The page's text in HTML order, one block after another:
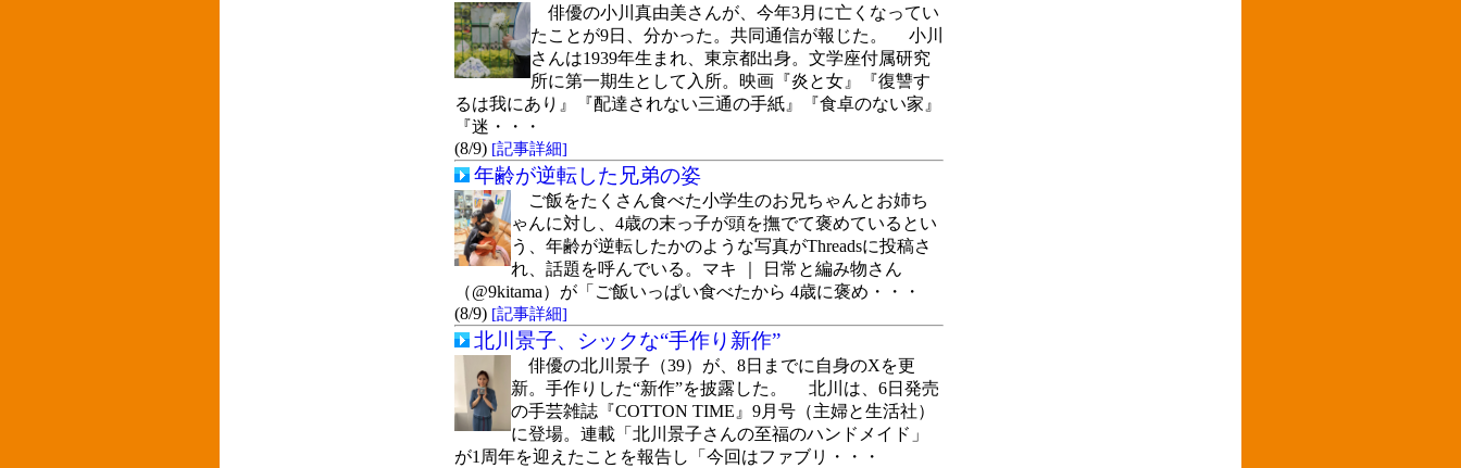
俳優の小川真由美さんが、今年3月に亡くなってい
たことが9日、分かった。共同通信が報じた。 小川
さんは1939年生まれ、東京都出身。文学座付属研究
所に第一期生として入所。映画『炎と女』『復讐す
るは我にあり』『配達されない三通の手紙』『食卓のない家』
『迷・・・
(8/9) [記事詳細]
年齢が逆転した兄弟の姿
ご飯をたくさん食べた小学生のお兄ちゃんとお姉ち
ゃんに対し、4歳の末っ子が頭を撫でて褒めているとい
う、年齢が逆転したかのような写真がThreadsに投稿さ
れ、話題を呼んでいる。マキ ｜ 日常と編み物さん
（@9kitama）が「ご飯いっぱい食べたから 4歳に褒め・・・
(8/9) [記事詳細]
北川景子、シックな“手作り新作”
俳優の北川景子（39）が、8日までに自身のXを更
新。手作りした“新作”を披露した。 北川は、6日発売
の手芸雑誌『COTTON TIME』9月号（主婦と生活社）
に登場。連載「北川景子さんの至福のハンドメイド」
が1周年を迎えたことを報告し「今回はファブリ・・・